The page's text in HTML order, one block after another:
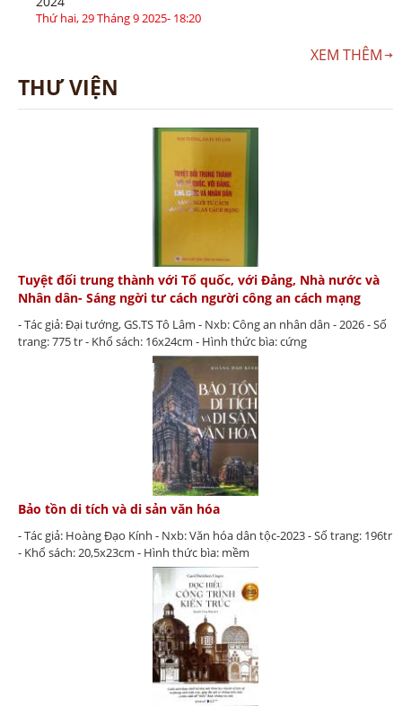
Thứ hai, 29 Tháng 9 2025- 18:20
XEM THÊM
THƯ VIỆN
Tuyệt đối trung thành với Tổ quốc, với Đảng, Nhà nước và
Nhân dân- Sáng ngời tư cách người công an cách mạng
- Tác giả: Đại tướng, GS.TS Tô Lâm - Nxb: Công an nhân dân - 2026 - Số
trang: 775 tr - Khổ sách: 16x24cm - Hình thức bìa: cứng
Bảo tồn di tích và di sản văn hóa
- Tác giả: Hoàng Đạo Kính - Nxb: Văn hóa dân tộc-2023 - Số trang: 196tr
- Khổ sách: 20,5x23cm - Hình thức bìa: mềm